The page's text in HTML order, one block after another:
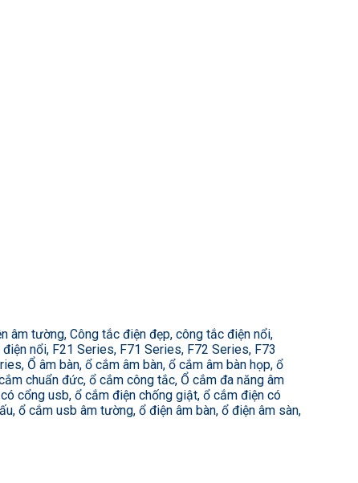
âm tường, Công tắc điện đẹp, công tắc điện nổi,
nổi, F21 Series, F71 Series, F72 Series, F73
Ổ âm bàn, ổ cắm âm bàn, ổ cắm âm bàn họp, ổ
chuẩn đức, ổ cắm công tắc, Ổ cắm đa năng âm
cổng usb, ổ cắm điện chống giật, ổ cắm điện có
ổ cắm usb âm tường, ổ điện âm bàn, ổ điện âm sàn,